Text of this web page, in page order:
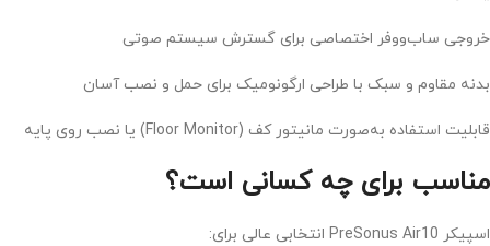
خروجی ساب‌ووفر اختصاصی برای گسترش سیستم صوتی
بدنه مقاوم و سبک با طراحی ارگونومیک برای حمل و نصب آسان
قابلیت استفاده به‌صورت مانیتور کف (Floor Monitor) یا نصب روی پایه
مناسب برای چه کسانی است؟
اسپیکر PreSonus Air10 انتخابی عالی برای: